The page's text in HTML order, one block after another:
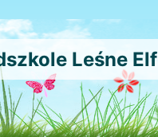
Leśne